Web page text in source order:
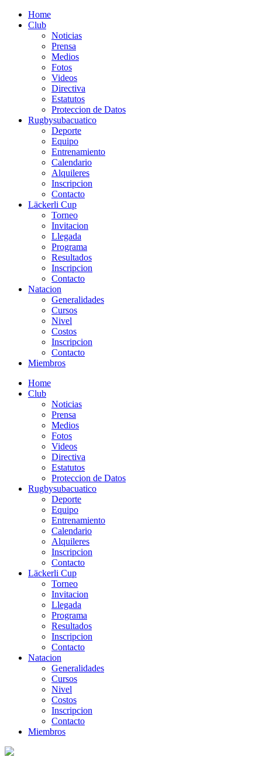
Home
Club
Noticias
Prensa
Medios
Fotos
Videos
Directiva
Estatutos
Proteccion de Datos
Rugbysubacuatico
Deporte
Equipo
Entrenamiento
Calendario
Alquileres
Inscripcion
Contacto
Läckerli Cup
Torneo
Invitacion
Llegada
Programa
Resultados
Inscripcion
Contacto
Natacion
Generalidades
Cursos
Nivel
Costos
Inscripcion
Contacto
Miembros
Home
Club
Noticias
Prensa
Medios
Fotos
Videos
Directiva
Estatutos
Proteccion de Datos
Rugbysubacuatico
Deporte
Equipo
Entrenamiento
Calendario
Alquileres
Inscripcion
Contacto
Läckerli Cup
Torneo
Invitacion
Llegada
Programa
Resultados
Inscripcion
Contacto
Natacion
Generalidades
Cursos
Nivel
Costos
Inscripcion
Contacto
Miembros